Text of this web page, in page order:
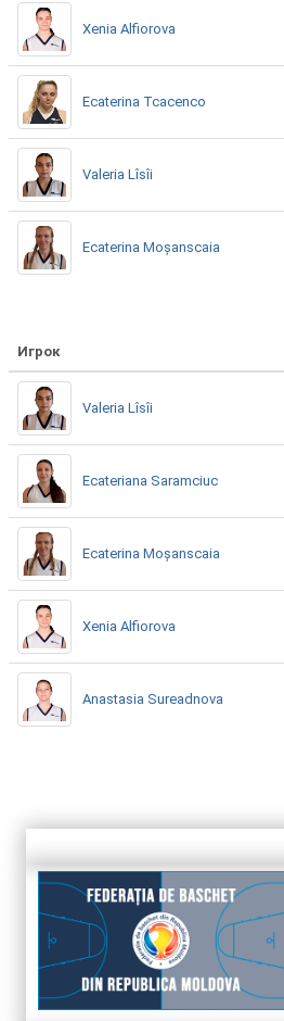
Xenia Alfiorova
Ecaterina Tcacenco
Valeria Lîsîi
Ecaterina Moșanscaia
Игрок
Valeria Lîsîi
Ecateriana Saramciuc
Ecaterina Moșanscaia
Xenia Alfiorova
Anastasia Sureadnova